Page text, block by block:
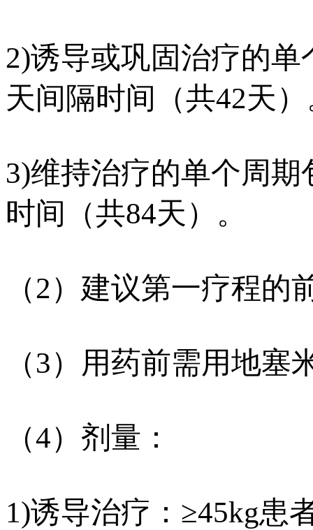
2)诱导或巩固治疗的
天间隔时间（共42天
3)维持治疗的单个周
时间（共84天）。
（2）建议第一疗程
（3）用药前需用地塞
（4）剂量：
1)诱导治疗：≥45kg患